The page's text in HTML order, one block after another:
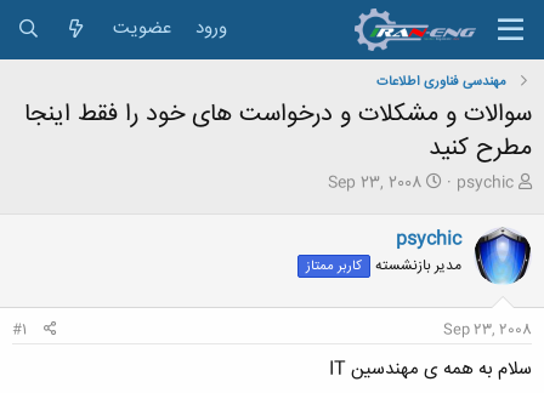
ورود عضویت
مهندسی فناوری اطلاعات
سوالات و مشکلات و درخواست های خود را فقط اینجا
مطرح کنید
ش
و
ع
ک
ن
ن
د
ه
م
psychic
ت
ی
خ
ر
Sep 23, 2008
psychic
مدیر بازنشسته کاربر ممتاز
Sep 23, 2008
#1
سلام به همه ی مهندسین IT